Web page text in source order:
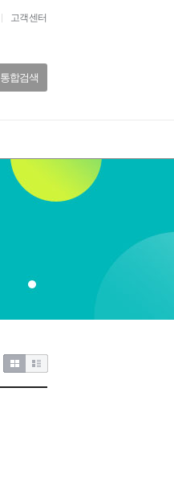
고객센터
통합검색